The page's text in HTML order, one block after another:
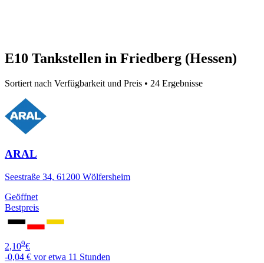
E10 Tankstellen in Friedberg (Hessen)
Sortiert nach Verfügbarkeit und Preis • 24 Ergebnisse
ARAL
Seestraße 34, 61200 Wölfersheim
Geöffnet
Bestpreis
2,109€
-0,04 € vor etwa 11 Stunden